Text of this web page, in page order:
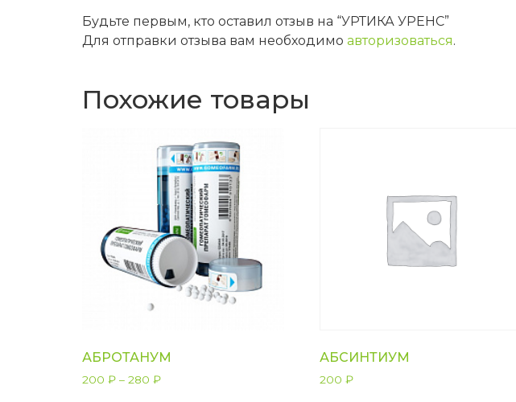
Будьте первым, кто оставил отзыв на “УРТИКА УРЕНС”
Для отправки отзыва вам необходимо авторизоваться.
Похожие товары
АБРОТАНУМ
200 ₽ – 280 ₽
АБСИНТИУМ
200 ₽